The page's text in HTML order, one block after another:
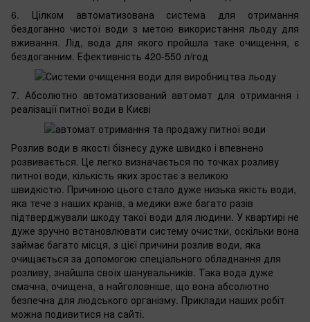
6. Цілком автоматизована система для отримання
бездоганно чистої води з метою використання льоду для
вживання. Лід, вода для якого пройшла таке очищення, є
бездоганним. Ефективність 420-550 л/год
7. Абсолютно автоматизований автомат для отримання і
реалізації питної води в Києві
Розлив води в якості бізнесу дуже швидко і впевнено
розвивається. Це легко визначається по точках розливу
питної води, кількість яких зростає з великою
швидкістю. Причиною цього стало дуже низька якість води,
яка тече з наших кранів, а медики вже багато разів
підтверджували шкоду такої води для людини. У квартирі не
дуже зручно встановлювати систему очистки, оскільки вона
займає багато місця, з цієї причини розлив води, яка
очищається за допомогою спеціального обладнання для
розливу, знайшла своїх шанувальників. Така вода дуже
смачна, очищена, а найголовніше, що вона абсолютно
безпечна для людського організму. Приклади наших робіт
можна подивитися на сайті.